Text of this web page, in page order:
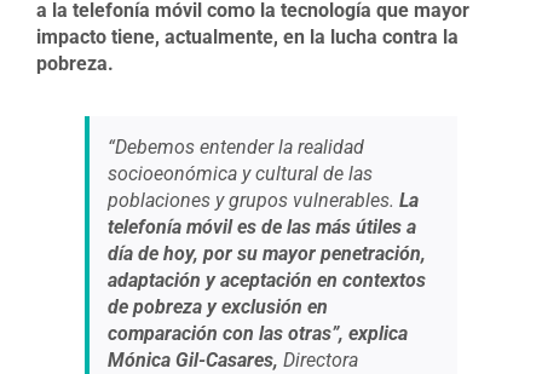
a la telefonía móvil como la tecnología que mayor
impacto tiene, actualmente, en la lucha contra la
pobreza.
“Debemos entender la realidad
socioeonómica y cultural de las
poblaciones y grupos vulnerables. La
telefonía móvil es de las más útiles a
día de hoy, por su mayor penetración,
adaptación y aceptación en contextos
de pobreza y exclusión en
comparación con las otras”, explica
Mónica Gil-Casares, Directora